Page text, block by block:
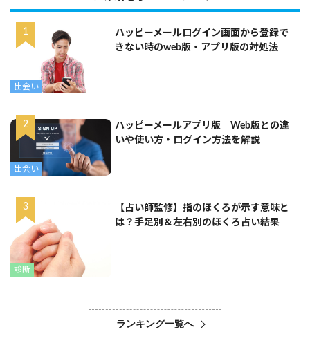
出会い
ハッピーメールログイン画面から登録で
きない時のweb版・アプリ版の対処法
出会い
ハッピーメールアプリ版｜Web版との違
いや使い方・ログイン方法を解説
診断
【占い師監修】指のほくろが示す意味と
は？手足別＆左右別のほくろ占い結果
ランキング一覧へ